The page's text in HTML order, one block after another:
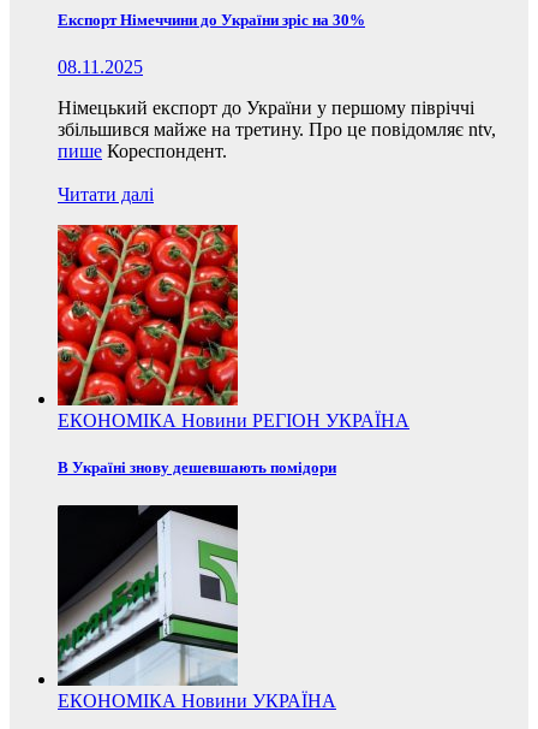
Експорт Німеччини до України зріс на 30%
08.11.2025
Німецький експорт до України у першому півріччі
збільшився майже на третину. Про це повідомляє ntv,
пише Кореспондент.
Читати далі
ЕКОНОМІКА Новини РЕГІОН УКРАЇНА
В Україні знову дешевшають помідори
ЕКОНОМІКА Новини УКРАЇНА